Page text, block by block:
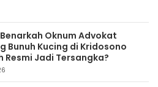
Benarkah Oknum Advokat
Bunuh Kucing di Kridosono
Resmi Jadi Tersangka?